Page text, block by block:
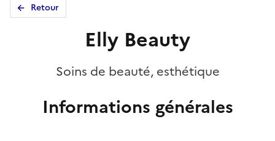
Retour
Elly Beauty
Soins de beauté, esthétique
Informations générales